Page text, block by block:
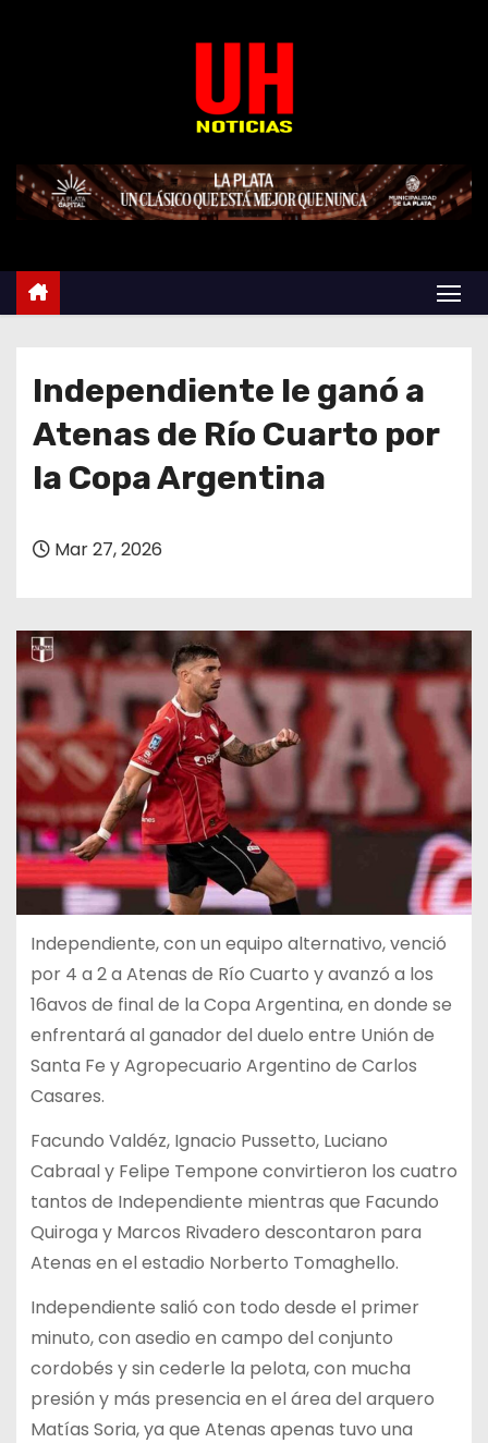
e
Independiente le ganó a
Atenas de Río Cuarto por
la Copa Argentina
Mar 27, 2026
Independiente, con un equipo alternativo, venció
por 4 a 2 a Atenas de Río Cuarto y avanzó a los
16avos de final de la Copa Argentina, en donde se
enfrentará al ganador del duelo entre Unión de
Santa Fe y Agropecuario Argentino de Carlos
Casares.
Facundo Valdéz, Ignacio Pussetto, Luciano
Cabraal y Felipe Tempone convirtieron los cuatro
tantos de Independiente mientras que Facundo
Quiroga y Marcos Rivadero descontaron para
Atenas en el estadio Norberto Tomaghello.
Independiente salió con todo desde el primer
minuto, con asedio en campo del conjunto
cordobés y sin cederle la pelota, con mucha
presión y más presencia en el área del arquero
Matías Soria, ya que Atenas apenas tuvo una